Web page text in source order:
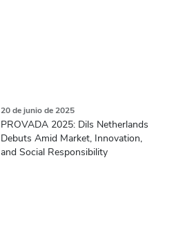
20 de junio de 2025
PROVADA 2025: Dils Netherlands
Debuts Amid Market, Innovation,
and Social Responsibility